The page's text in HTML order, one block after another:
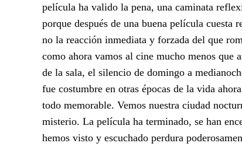
película ha valido la pena, una caminata
porque después de una buena película
no la reacción inmediata y forzada del que
como ahora vamos al cine mucho menos que
de la sala, el silencio de domingo a
fue costumbre en otras épocas de la vida
todo memorable. Vemos nuestra ciudad
misterio. La película ha terminado, se han
hemos visto y escuchado perdura